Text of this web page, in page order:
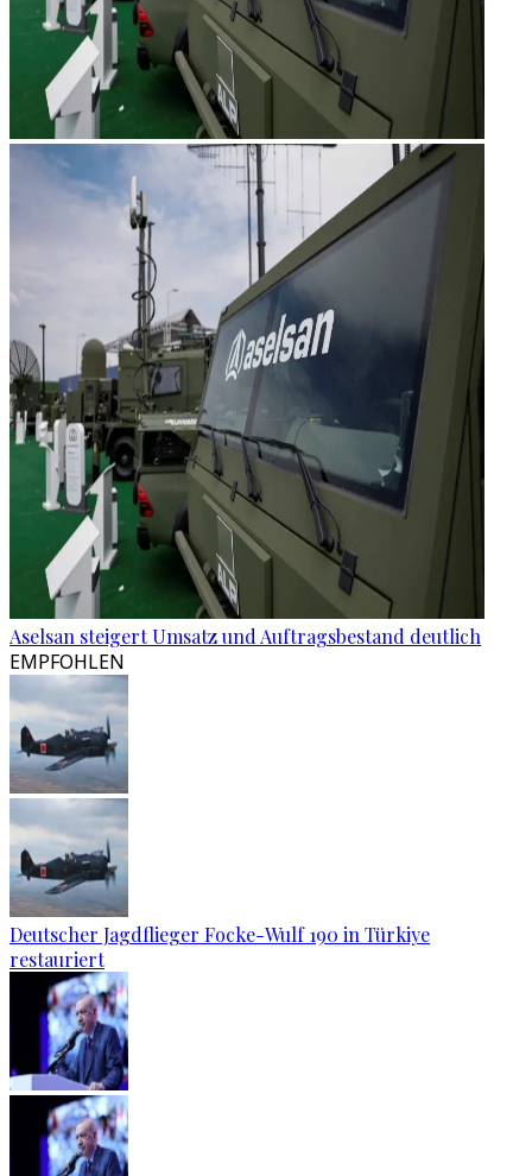
Aselsan steigert Umsatz und Auftragsbestand deutlich
EMPFOHLEN
Deutscher Jagdflieger Focke-Wulf 190 in Türkiye
restauriert